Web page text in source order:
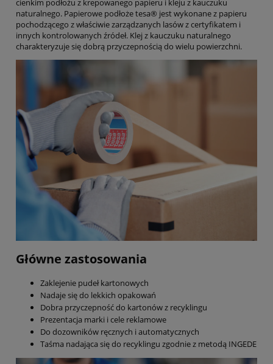
cienkim podłożu z krepowanego papieru i kleju z kauczuku
naturalnego. Papierowe podłoże tesa® jest wykonane z papieru
pochodzącego z właściwie zarządzanych lasów z certyfikatem i
innych kontrolowanych źródeł. Klej z kauczuku naturalnego
charakteryzuje się dobrą przyczepnością do wielu powierzchni.
Główne zastosowania
Zaklejenie pudeł kartonowych
Nadaje się do lekkich opakowań
Dobra przyczepność do kartonów z recyklingu
Prezentacja marki i cele reklamowe
Do dozowników ręcznych i automatycznych
Taśma nadająca się do recyklingu zgodnie z metodą INGEDE